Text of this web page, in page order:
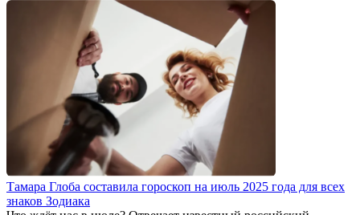
Тамара Глоба составила гороскоп на июль 2025 года для всех
знаков Зодиака